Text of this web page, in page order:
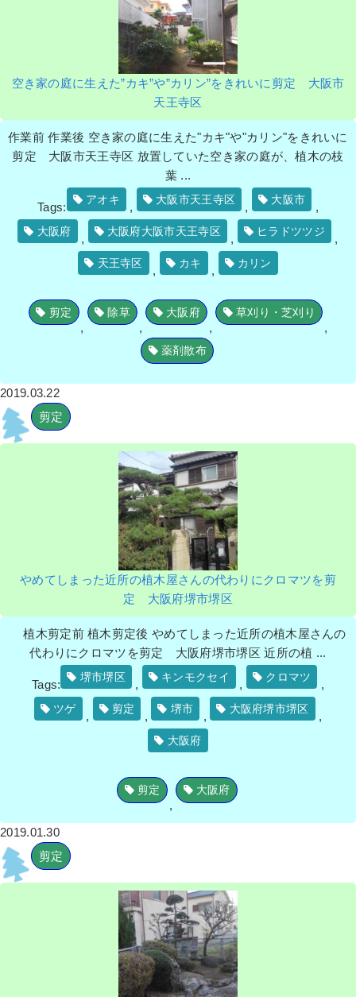
空き家の庭に生えた”カキ”や”カリン”をきれいに剪定 大阪市
天王寺区
作業前 作業後 空き家の庭に生えた"カキ"や"カリン"をきれいに
剪定 大阪市天王寺区 放置していた空き家の庭が、植木の枝
葉 ...
Tags:
アオキ
,
大阪市天王寺区
,
大阪市
,
大阪府
,
大阪府大阪市天王寺区
,
ヒラドツツジ
,
天王寺区
,
カキ
,
カリン
剪定
,
除草
,
大阪府
,
草刈り・芝刈り
,
薬剤散布
2019.03.22
剪定
やめてしまった近所の植木屋さんの代わりにクロマツを剪
定 大阪府堺市堺区
植木剪定前 植木剪定後 やめてしまった近所の植木屋さんの
代わりにクロマツを剪定 大阪府堺市堺区 近所の植 ...
Tags:
堺市堺区
,
キンモクセイ
,
クロマツ
,
ツゲ
,
剪定
,
堺市
,
大阪府堺市堺区
,
大阪府
剪定
,
大阪府
2019.01.30
剪定